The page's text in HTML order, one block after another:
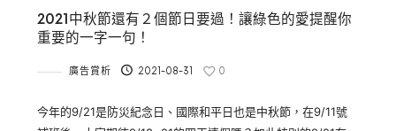
2021中秋節還有２個節日要過！讓綠色的愛提醒你
重要的一字一句！
廣告賞析 2021-08-31 0
今年的9/21是防災紀念日、國際和平日也是中秋節，在9/11號